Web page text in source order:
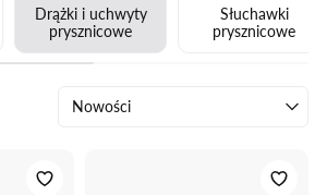
Drążki i uchwyty
prysznicowe
Słuchawki
prysznicowe
Nowości